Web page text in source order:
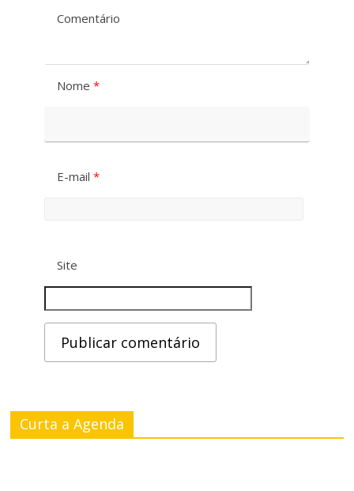
Comentário
Nome *
E-mail *
Site
Curta a Agenda